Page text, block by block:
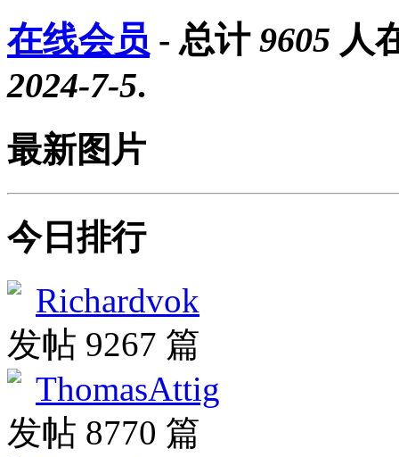
在线会员 - 总计 9605 人
2024-7-5.
最新图片
今日排行
Richardvok
发帖 9267 篇
ThomasAttig
发帖 8770 篇